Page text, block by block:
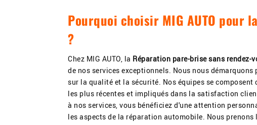
Pourquoi choisir MIG AUTO pour
?
Chez MIG AUTO, la Réparation pare-brise sans rendez-
de nos services exceptionnels. Nous nous
sur la qualité et la sécurité. Nos équipes se composent
les plus récentes et impliqués dans la satisfaction
à nos services, vous bénéficiez d'une attention
les aspects de la réparation automobile. Nous prenons